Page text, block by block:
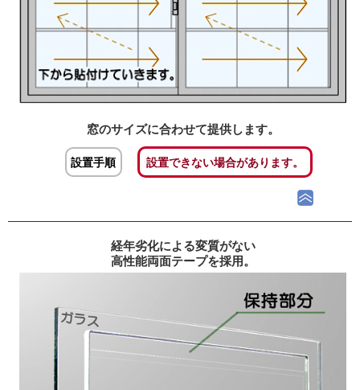
窓のサイズに合わせて提供します。
設置手順 設置できない場合があります。
経年劣化による変質がない
高性能両面テープを採用。